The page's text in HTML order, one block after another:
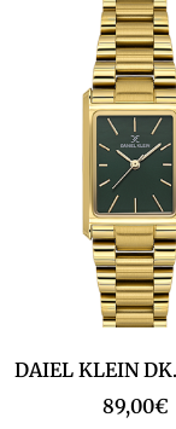
DAIEL KLEIN
89,00€